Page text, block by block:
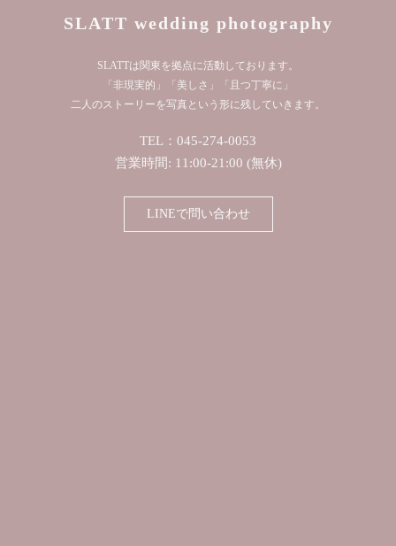
SLATT wedding photography
SLATTは関東を拠点に活動しております。
「非現実的」「美しさ」「且つ丁寧に」
二人のストーリーを写真という形に残していきます。
TEL：045-274-0053
営業時間: 11:00-21:00 (無休)
LINEで問い合わせ